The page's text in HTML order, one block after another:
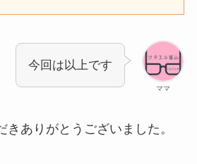
ムセール会場へ
ール
ママ
今回は以上です
ありがとうございました。